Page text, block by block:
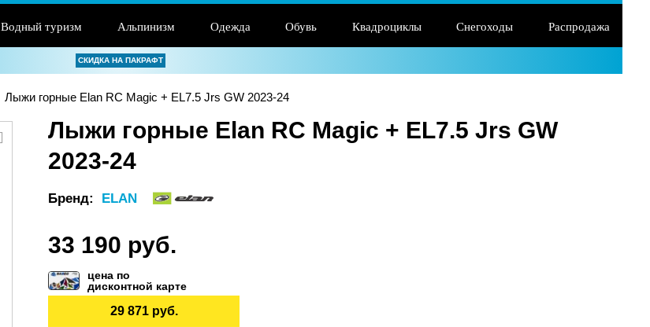
Водный туризм Альпинизм Одежда Обувь Квадроциклы Снегоходы Распродажа
СКИДКА НА ПАКРАФТ
Лыжи горные Elan RC Magic + EL7.5 Jrs GW 2023-24
Лыжи горные Elan RC Magic + EL7.5 Jrs GW
2023-24
Бренд: ELAN
33 190 руб.
цена по
дисконтной карте
29 871 руб.